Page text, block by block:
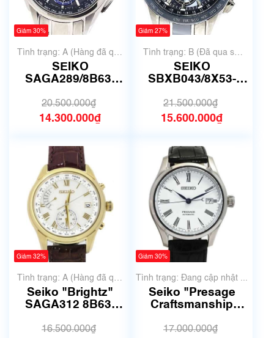
Giảm 30%
Tình trạng: A (Hàng đã qua
sử dụng nhưng rất đẹp,
không có xước)
SEIKO
SAGA289/8B63-
20.500.000₫
14.300.000₫
Giảm 27%
Tình trạng: B (Đã qua sử
dụng, hàng đẹp, có chút
xước dăm)
SEIKO
SBXB043/8X53-
21.500.000₫
15.600.000₫
Giảm 32%
Tình trạng: A (Hàng đã qua
sử dụng nhưng rất đẹp,
không có xước)
Seiko "Brightz"
SAGA312 8B63-
16.500.000₫
Giảm 30%
Tình trạng: Đang cập nhật ...
Seiko "Presage
Craftsmanship
17.000.000₫